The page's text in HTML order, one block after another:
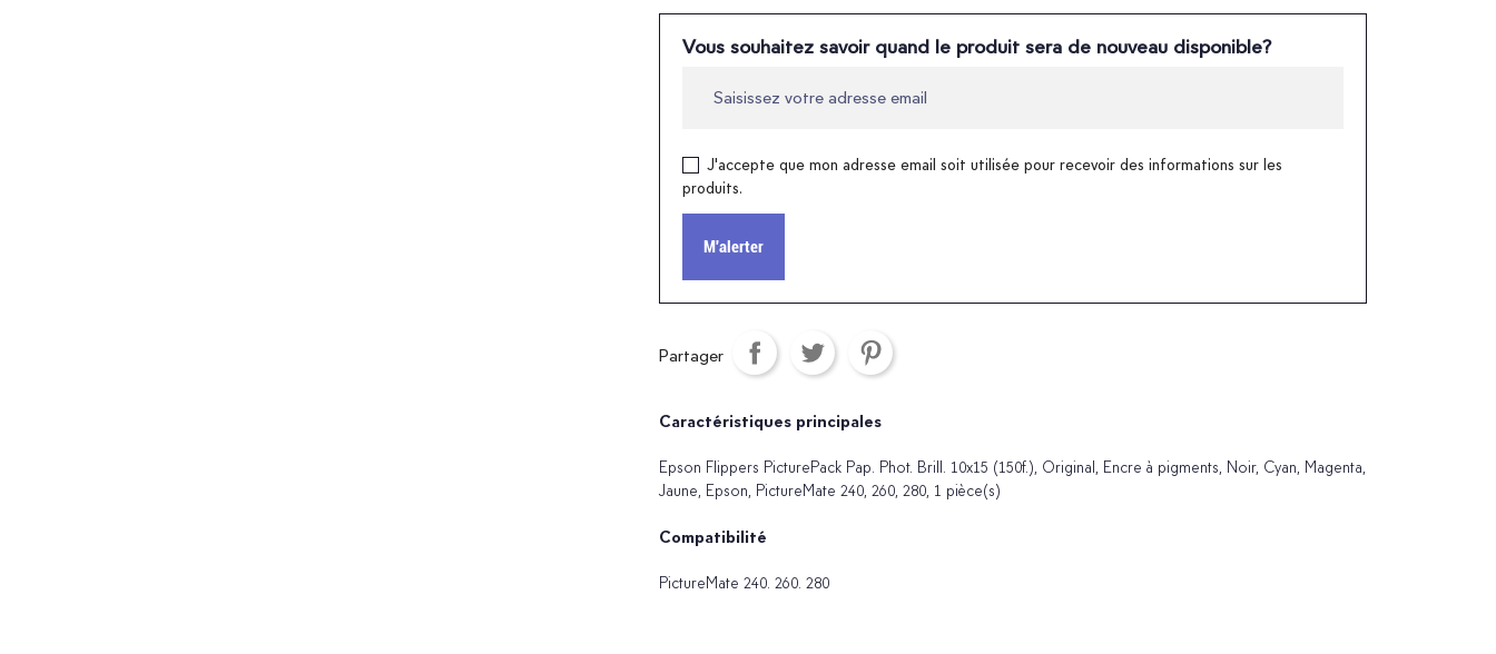
Vous souhaitez savoir quand le produit sera de nouveau disponible?
J'accepte que mon adresse email soit utilisée pour recevoir des informations sur les
produits.
M'alerter
Partager
Caractéristiques principales
Epson Flippers PicturePack Pap. Phot. Brill. 10x15 (150f.), Original, Encre à pigments, Noir, Cyan, Magenta,
Jaune, Epson, PictureMate 240, 260, 280, 1 pièce(s)
Compatibilité
PictureMate 240. 260. 280